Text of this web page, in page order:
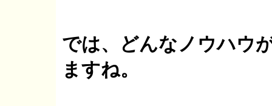
では、どんなノウハウ
ますね。